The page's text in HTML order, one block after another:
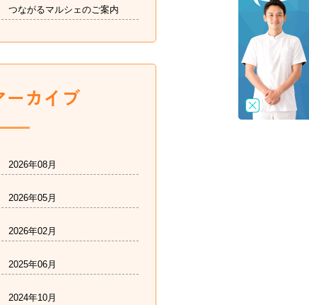
つながるマルシェのご案内
2026年08月
2026年05月
2026年02月
2025年06月
2024年10月